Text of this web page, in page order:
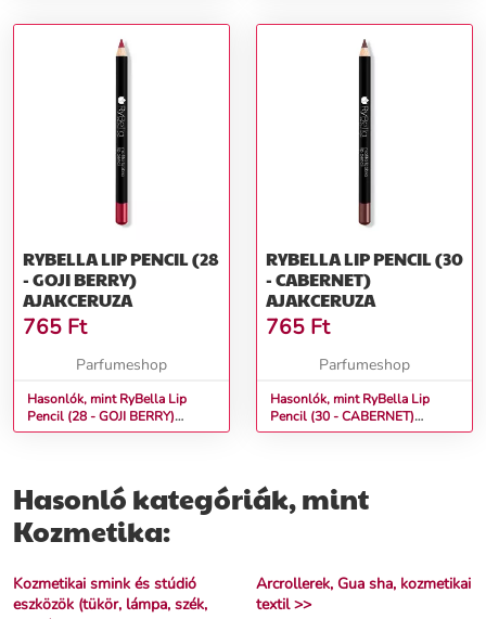
RYBELLA LIP PENCIL (28
- GOJI BERRY)
AJAKCERUZA
765 Ft
Parfumeshop
Hasonlók, mint RyBella Lip
Pencil (28 - GOJI BERRY)
Ajakceruza
RYBELLA LIP PENCIL (30
- CABERNET)
AJAKCERUZA
765 Ft
Parfumeshop
Hasonlók, mint RyBella Lip
Pencil (30 - CABERNET)
Ajakceruza
Hasonló kategóriák, mint
Kozmetika:
Kozmetikai smink és stúdió
eszközök (tükör, lámpa, szék,
Arcrollerek, Gua sha, kozmetikai
textil >>